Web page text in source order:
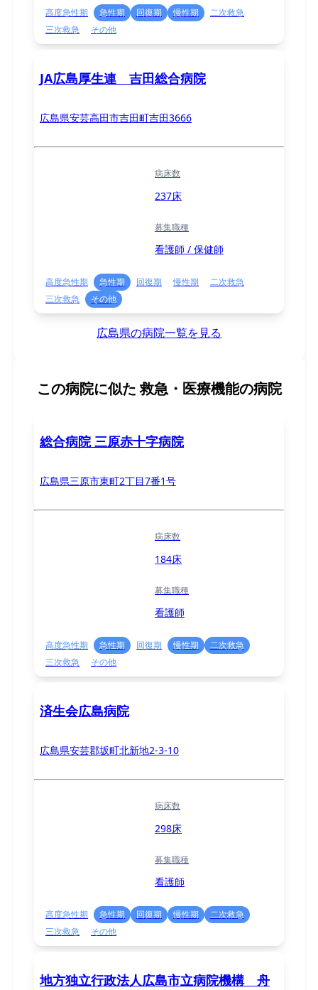
高度急性期 急性期 回復期 慢性期
二次救急
三次救急
その他
JA広島厚生連 吉田総合病院
広島県安芸高田市吉田町吉田3666
病床数
237床
募集職種
看護師 / 保健師
高度急性期 急性期 回復期 慢性期
二次救急
三次救急
その他
広島県の病院一覧を見る
この病院に似た 救急・医療機能の病院
総合病院 三原赤十字病院
広島県三原市東町2丁目7番1号
病床数
184床
募集職種
看護師
高度急性期 急性期 回復期 慢性期
二次救急
三次救急
その他
済生会広島病院
広島県安芸郡坂町北新地2-3-10
病床数
298床
募集職種
看護師
高度急性期 急性期 回復期 慢性期
二次救急
三次救急
その他
地方独立行政法人広島市立病院機構 舟